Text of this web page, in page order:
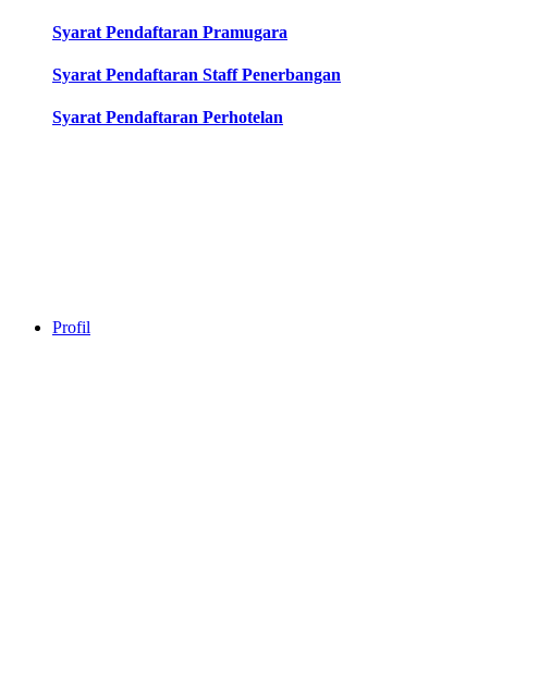
Syarat Pendaftaran Pramugara
Syarat Pendaftaran Staff Penerbangan
Syarat Pendaftaran Perhotelan
Profil